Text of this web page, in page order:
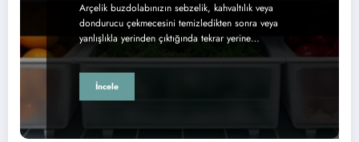
Arçelik buzdolabınızın sebzelik, kahvaltılık veya
dondurucu çekmecesini temizledikten sonra veya
yanlışlıkla yerinden çıktığında tekrar yerine…
İncele